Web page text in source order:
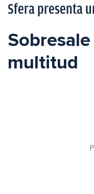
Sfera presenta
multitud